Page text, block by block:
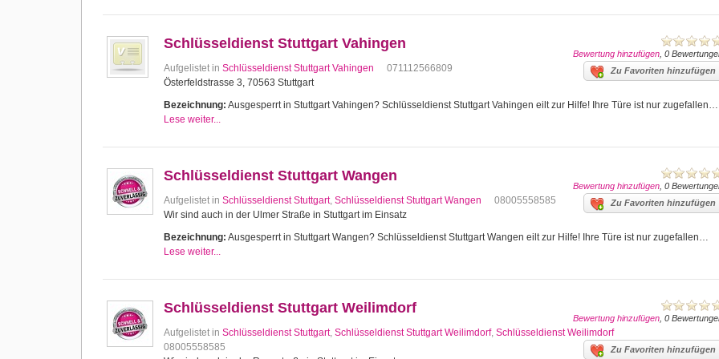
Bewertung hinzufügen , 0
Schlüsseldienst Stuttgart Vahingen
Aufgelistet in Schlüsseldienst Stuttgart Vahingen Zu Favoriten hinzufügen
071112566809
Österfeldstrasse 3, 70563 Stuttgart
Bezeichnung: Ausgesperrt in Stuttgart Vahingen? Schlüsseldienst Stuttgart Vahingen eilt zur Hilfe! Ihre Türe ist nur zugefallen…
Lese weiter...
Bewertung hinzufügen , 0
Schlüsseldienst Stuttgart Wangen
Aufgelistet in Schlüsseldienst Stuttgart, Schlüsseldienst Stuttgart Wangen Zu Favoriten hinzufügen
08005558585
Wir sind auch in der Ulmer Straße in Stuttgart im Einsatz
Bezeichnung: Ausgesperrt in Stuttgart Wangen? Schlüsseldienst Stuttgart Wangen eilt zur Hilfe! Ihre Türe ist nur zugefallen…
Lese weiter...
Bewertung hinzufügen , 0
Schlüsseldienst Stuttgart Weilimdorf
Aufgelistet in Schlüsseldienst Stuttgart, Schlüsseldienst Stuttgart Weilimdorf, Schlüsseldienst Weilimdorf
Zu Favoriten hinzufügen
08005558585